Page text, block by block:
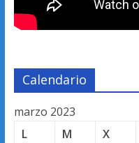
Calendario
marzo 2023
L
M X